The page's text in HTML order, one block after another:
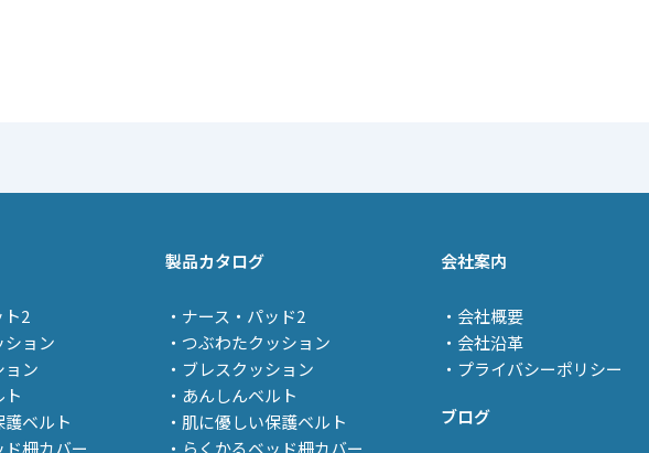
ト2
ション
ョン
ト
護ベルト
ド柵カバー
製品カタログ
・ ナース・パッド2
・つぶわたクッション
・ブレスクッション
・あんしんベルト
・肌に優しい保護ベルト
・らくかるベッド柵カバー
会社案内
・会社概要
・会社沿革
・プライバシーポリシー
ブログ